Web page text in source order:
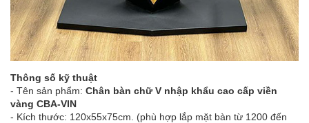
Thông số kỹ thuật
- Tên sản phẩm: Chân bàn chữ V nhập khẩu cao cấp viền
vàng CBA-VIN
- Kích thước: 120x55x75cm. (phù hợp lắp mặt bàn từ 1200 đến